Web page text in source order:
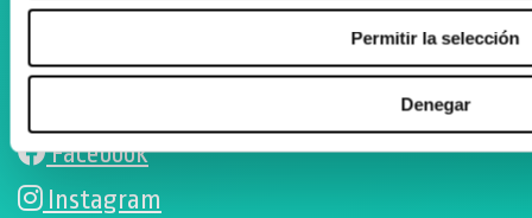
Permitir la selección
Denegar
Elkarlan eta hitzarmenak
Diru-laguntzen kudeaketan aholkularitza
Facebook
Instagram